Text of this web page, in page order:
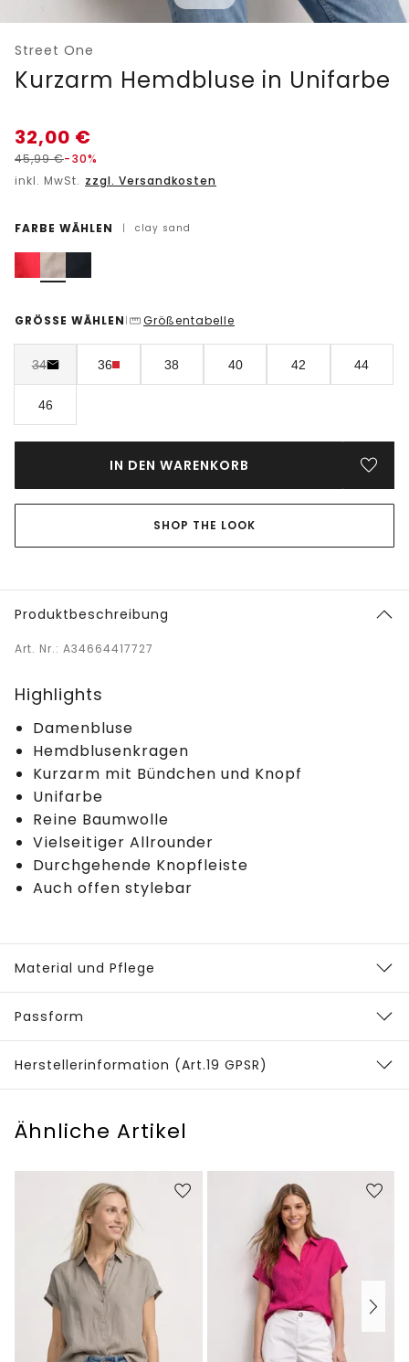
Street One
Kurzarm Hemdbluse in Unifarbe
32,00 €
45,99€-30%
inkl. MwSt. zzgl. Versandkosten
FARBE WÄHLEN | clay sand
GRÖSSE WÄHLEN | Größentabelle
34 36 38 40 42 44
46
IN DEN WARENKORB
SHOP THE LOOK
Produktbeschreibung
Art. Nr.: A34664417727
Highlights
Damenbluse
Hemdblusenkragen
Kurzarm mit Bündchen und Knopf
Unifarbe
Reine Baumwolle
Vielseitiger Allrounder
Durchgehende Knopfleiste
Auch offen stylebar
Material und Pflege
Passform
Herstellerinformation (Art.19 GPSR)
Ähnliche Artikel